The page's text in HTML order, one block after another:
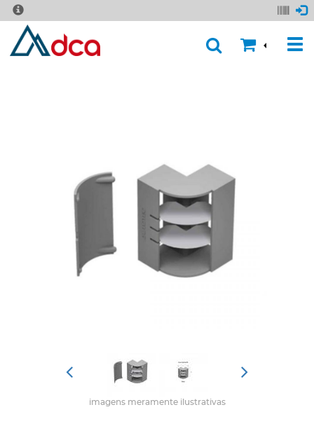
imagens meramente ilustrativas